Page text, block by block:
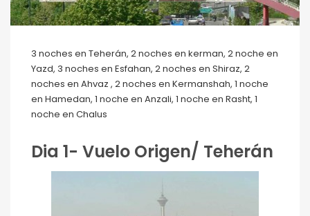
3 noches en Teherán, 2 noches en kerman, 2 noche en
Yazd, 3 noches en Esfahan, 2 noches en Shiraz, 2
noches en Ahvaz , 2 noches en Kermanshah, 1 noche
en Hamedan, 1 noche en Anzali, 1 noche en Rasht, 1
noche en Chalus
Dia 1- Vuelo Origen/ Teherán